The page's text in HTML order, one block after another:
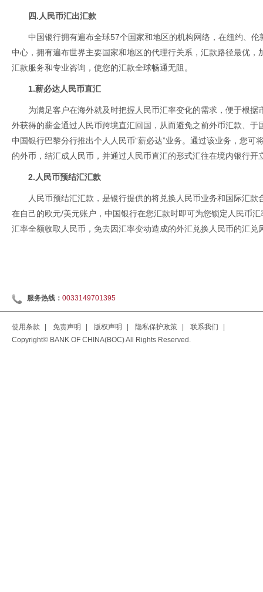
四.人民币汇出汇款
中国银行拥有遍布全球57个国家和地区的机构网络，在纽约、
中心，拥有遍布世界主要国家和地区的代理行关系，汇款路径最优
汇款服务和专业咨询，使您的汇款全球畅通无阻。
1.薪必达人民币直汇
为满足客户在海外就及时把握人民币汇率变化的需求，便于根
外获得的薪金通过人民币跨境直汇回国，从而避免之前外币汇款、
中国银行巴黎分行推出个人人民币“薪必达”业务。通过该业务，您可
的外币，结汇成人民币，并通过人民币直汇的形式汇往在境内银行开
2.人民币预结汇汇款
人民币预结汇汇款，是银行提供的将兑换人民币业务和国际汇
在自己的欧元/美元账户，中国银行在您汇款时即可为您锁定人民币
汇率全额收取人民币，免去因汇率变动造成的外汇兑换人民币的汇兑
服务热线： 0033149701395
使用条款 免责声明 版权声明 隐私保护政策 联系我们
Copyright© BANK OF CHINA(BOC) All Rights Reserved.